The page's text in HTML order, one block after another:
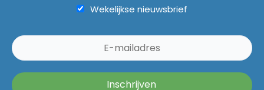
Wekelijkse nieuwsbrief